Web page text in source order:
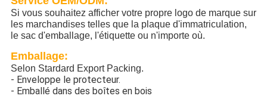
Si vous souhaitez afficher votre propre logo de marque sur
les marchandises telles que la plaque d'immatriculation,
le sac d'emballage, l'étiquette ou n'importe où.
Emballage:
Selon Stardard Export Packing.
- Enveloppe le protecteur.
- Emballé dans des boîtes en bois